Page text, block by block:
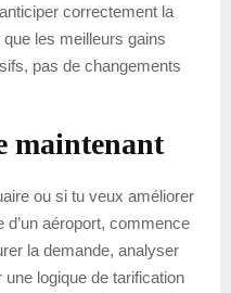
correctement la
les meilleurs gains
pas de changements
maintenant
ou si tu veux améliorer
d’un aéroport, commence
la demande, analyser
logique de tarification